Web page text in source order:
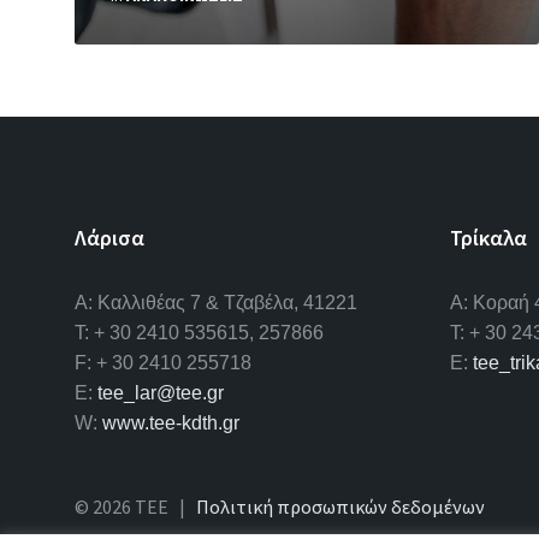
Λάρισα
A: Καλλιθέας 7 & Τζαβέλα, 41221
T: + 30 2410 535615, 257866
F: + 30 2410 255718
E: tee_lar@tee.gr
W: www.tee-kdth.gr
Τρίκαλα
Α: Κοραή
T: + 30
E:
© 2026 ΤΕΕ | Πολιτική προσωπικών δεδομένων